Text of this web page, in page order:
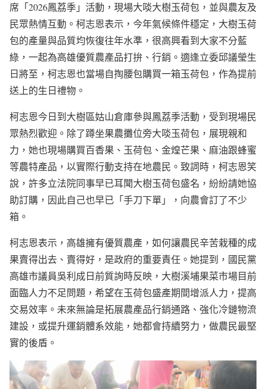
席「2026鳳荔季」活動，現場大啖大樹玉荷包，並與農友及
民眾熱情互動。柯志恩表示，今年氣候條件穩定，大樹玉荷
包的產量與品質均恢復往年水準，很高興看到大家不分藍
綠，一起為高雄優質農產品打拚、行銷。適逢立委邱議瑩生
日將至，柯志恩也當場自掏腰包購買一箱玉荷包，作為提前
送上的生日禮物。
柯志恩今日到大樹區姑山倉庫參與鳳荔季活動，受到現場民
眾熱烈歡迎。除了蹲坐果農攤位旁大啖玉荷包，展現親和
力，她也現場購買百香果、玉荷包、金煌芒果、麻油跟蜂蜜
等農特產品，以實際行動支持在地農民。致詞時，柯志恩笑
說，許多立法院同事早已耳聞大樹玉荷包盛名，紛紛請她協
助訂購，因此自己也早已「手刀下單」，向農會訂了不少
箱。
柯志恩表示，高雄擁有優質農產，如何讓農民辛苦栽種的成
果賣得出去、賣得好，是政府的重要責任。她提到，國民黨
高雄市議員吳利成日前質詢時反映，大樹溪埔果菜市場目前
面臨人力不足問題，希望在玉荷包盛產期間增派人力，提高
交易效率。未來無論是拓展農產品行銷通路、強化冷鏈物流
建設，或提升運銷體系效能，她都會持續努力，做農民最堅
實的後盾。